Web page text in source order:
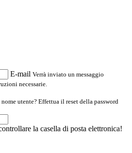
E-mail Verrà inviato un messaggio
necessarie.
utente? Effettua il reset della password
la casella di posta elettronica!